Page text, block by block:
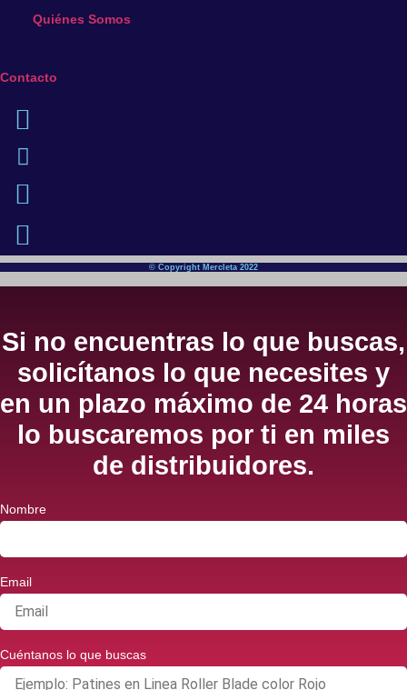
Quiénes Somos
Contacto
© Copyright Mercleta 2022
Si no encuentras lo que buscas,
solicítanos lo que necesites y
en un plazo máximo de 24 horas
lo buscaremos por ti en miles
de distribuidores.
Nombre
Email
Cuéntanos lo que buscas